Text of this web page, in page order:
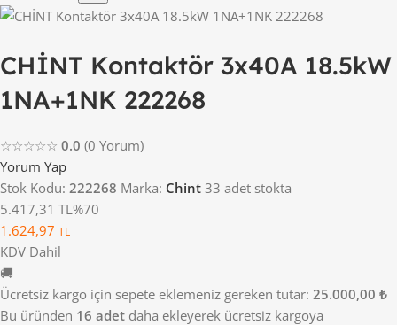
CHİNT Kontaktör 3x40A 18.5kW
1NA+1NK 222268
☆☆☆☆☆ 0.0 (0 Yorum)
Yorum Yap
Stok Kodu: 222268 Marka: Chint 33 adet stokta
5.417,31 TL %70
1.624,97 TL
KDV Dahil
🚚
Ücretsiz kargo için sepete eklemeniz gereken tutar: 25.000,00 ₺
Bu üründen 16 adet daha ekleyerek ücretsiz kargoya